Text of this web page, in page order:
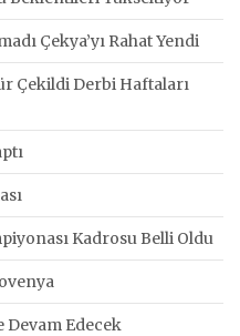
Çekya’yı Rahat Yendi
Çekildi Derbi Haftaları
Kadrosu Belli Oldu
Devam Edecek